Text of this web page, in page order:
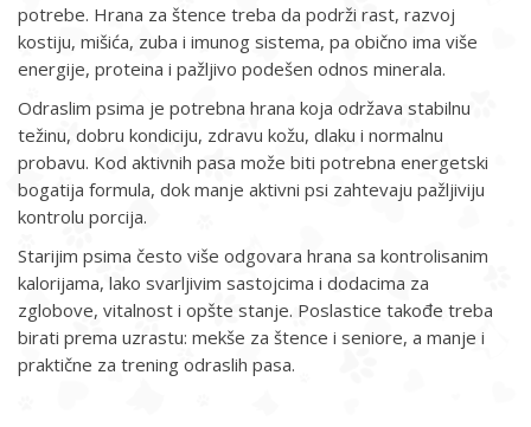
potrebe. Hrana za štence treba da podrži rast, razvoj
kostiju, mišića, zuba i imunog sistema, pa obično ima više
energije, proteina i pažljivo podešen odnos minerala.
Odraslim psima je potrebna hrana koja održava stabilnu
težinu, dobru kondiciju, zdravu kožu, dlaku i normalnu
probavu. Kod aktivnih pasa može biti potrebna energetski
bogatija formula, dok manje aktivni psi zahtevaju pažljiviju
kontrolu porcija.
Starijim psima često više odgovara hrana sa kontrolisanim
kalorijama, lako svarljivim sastojcima i dodacima za
zglobove, vitalnost i opšte stanje. Poslastice takođe treba
birati prema uzrastu: mekše za štence i seniore, a manje i
praktične za trening odraslih pasa.